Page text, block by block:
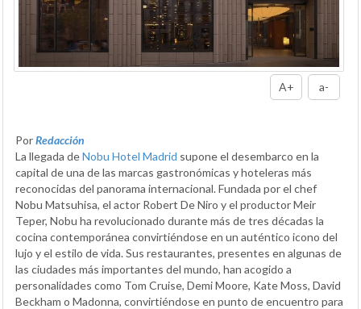
A+ a-
PorRedacción
La llegada deNobu Hotel Madrid supone el desembarco en la
capital de una de las marcas gastronómicas y hoteleras más
reconocidas del panorama internacional. Fundada por el chef
Nobu Matsuhisa, el actor Robert De Niro y el productor Meir
Teper, Nobu ha revolucionado durante más de tres décadas la
cocina contemporánea convirtiéndose en un auténtico icono del
lujo y el estilo de vida. Sus restaurantes, presentes en algunas de
las ciudades más importantes del mundo, han acogido a
personalidades como Tom Cruise, Demi Moore, Kate Moss, David
Beckham o Madonna, convirtiéndose en punto de encuentro para